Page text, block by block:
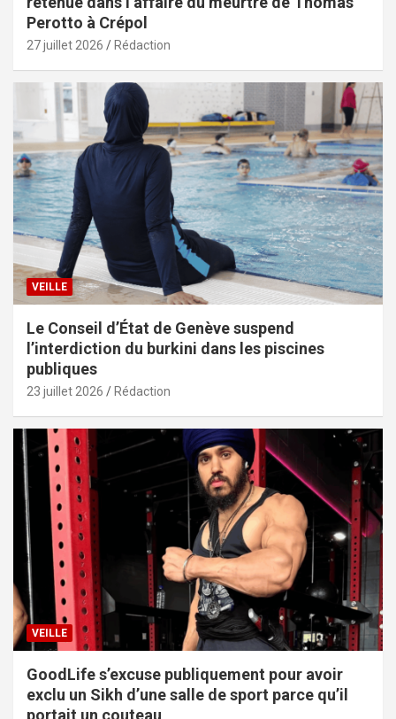
Perotto à Crépol
27 juillet 2026 Rédaction
VEILLE
Le Conseil d’État de Genève suspend
l’interdiction du burkini dans les piscines
publiques
23 juillet 2026 Rédaction
VEILLE
GoodLife s’excuse publiquement pour avoir
exclu un Sikh d’une salle de sport parce qu’il
portait un couteau